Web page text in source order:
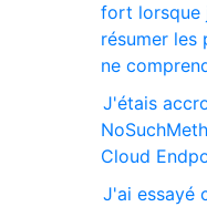
fort lorsque
résumer les
ne
J'étais
Cloud
J'ai essayé